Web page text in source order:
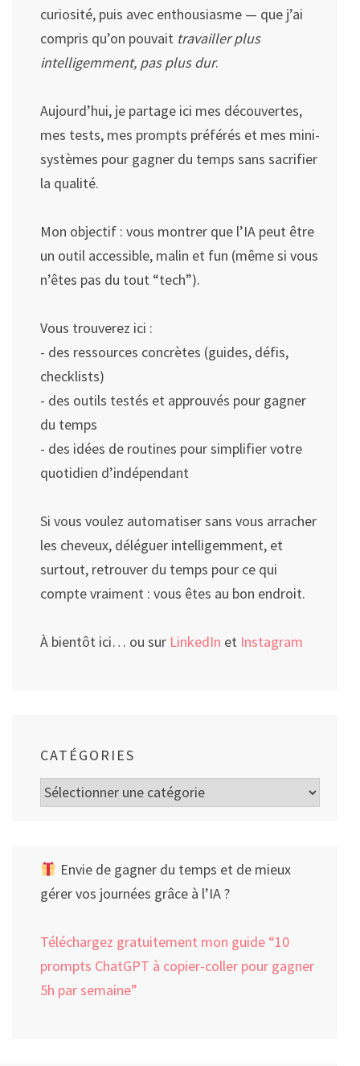
curiosité, puis avec enthousiasme — que j’ai
compris qu’on pouvait travailler plus
intelligemment, pas plus dur.
Aujourd’hui, je partage ici mes découvertes,
mes tests, mes prompts préférés et mes mini-
systèmes pour gagner du temps sans sacrifier
la qualité.
Mon objectif : vous montrer que l’IA peut être
un outil accessible, malin et fun (même si vous
n’êtes pas du tout “tech”).
Vous trouverez ici :
- des ressources concrètes (guides, défis,
checklists)
- des outils testés et approuvés pour gagner
du temps
- des idées de routines pour simplifier votre
quotidien d’indépendant
Si vous voulez automatiser sans vous arracher
les cheveux, déléguer intelligemment, et
surtout, retrouver du temps pour ce qui
compte vraiment : vous êtes au bon endroit.
À bientôt ici… ou sur LinkedIn et Instagram
CATÉGORIES
Catégories
Envie de gagner du temps et de mieux
gérer vos journées grâce à l’IA ?
Téléchargez gratuitement mon guide “10
prompts ChatGPT à copier-coller pour gagner
5h par semaine”